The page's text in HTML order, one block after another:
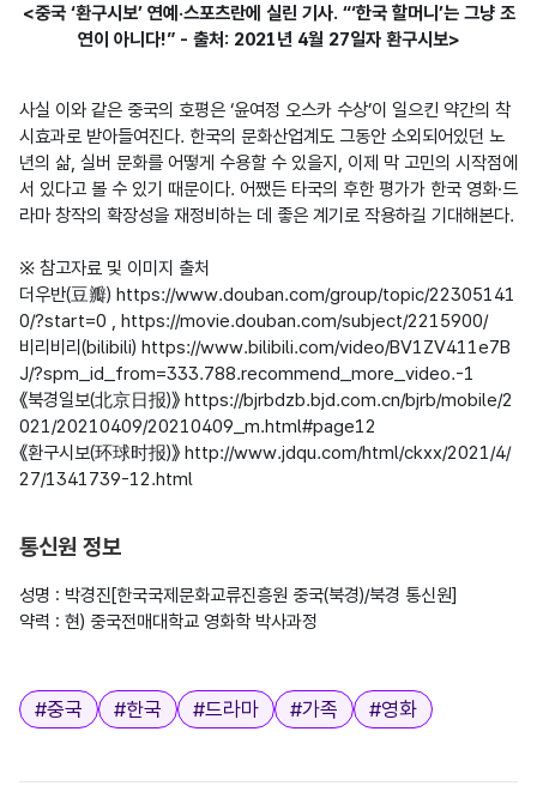
<중국 ‘환구시보’ 연예·스포츠란에 실린 기사. “‘한국 할머니’는 그냥 조
연이 아니다!” - 출처: 2021년 4월 27일자 환구시보>
사실 이와 같은 중국의 호평은 ‘윤여정 오스카 수상’이 일으킨 약간의 착
시효과로 받아들여진다. 한국의 문화산업계도 그동안 소외되어있던 노
년의 삶, 실버 문화를 어떻게 수용할 수 있을지, 이제 막 고민의 시작점에
서 있다고 볼 수 있기 때문이다. 어쨌든 타국의 후한 평가가 한국 영화·드
라마 창작의 확장성을 재정비하는 데 좋은 계기로 작용하길 기대해본다.
※ 참고자료 및 이미지 출처
더우반(豆瓣) https://www.douban.com/group/topic/22305141
0/?start=0 , https://movie.douban.com/subject/2215900/
비리비리(bilibili) https://www.bilibili.com/video/BV1ZV411e7B
J/?spm_id_from=333.788.recommend_more_video.-1
《북경일보(北京日报)》 https://bjrbdzb.bjd.com.cn/bjrb/mobile/2
021/20210409/20210409_m.html#page12
《환구시보(环球时报)》 http://www.jdqu.com/html/ckxx/2021/4/
27/1341739-12.html
통신원 정보
성명 : 박경진[한국국제문화교류진흥원 중국(북경)/북경 통신원]
약력 : 현) 중국전매대학교 영화학 박사과정
태그
#중국 #한국 #드라마 #가족 #영화